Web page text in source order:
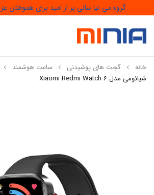
گروه می نیا سالی پر از امید برای هموطنان
خانه گجت های پوشیدنی ساعت هوشمند
شیائومی مدل Xiaomi Redmi Watch 6